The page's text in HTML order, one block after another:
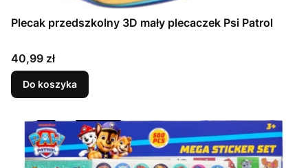
Plecak przedszkolny 3D mały plecaczek Psi Patrol
Cena
40,99 zł
Do koszyka